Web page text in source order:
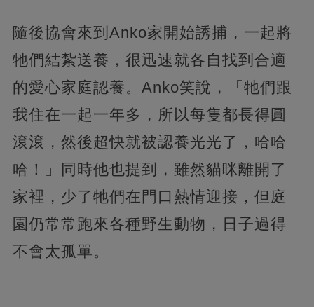
隨後協會來到Anko家開始誘捕，一起將
牠們結紮送養，很迅速就各自找到合適
的愛心家庭認養。Anko笑說，「牠們跟
我住在一起一年多，所以每隻都長得圓
滾滾，然後超快就被認養光光了，哈哈
哈！」同時他也提到，雖然貓咪離開了
家裡，少了牠們在門口熱情迎接，但庭
園仍常常跑來各種野生動物，日子過得
不會太孤單。